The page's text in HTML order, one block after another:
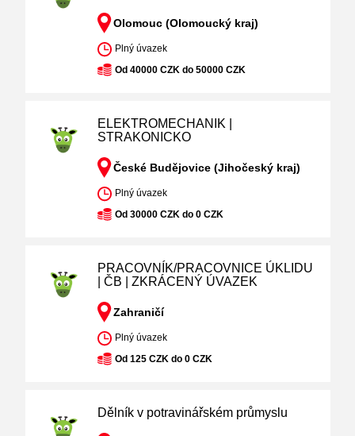
Olomouc (Olomoucký kraj)
Plný úvazek
Od 40000 CZK do 50000 CZK
ELEKTROMECHANIK |
STRAKONICKO
České Budějovice (Jihočeský kraj)
Plný úvazek
Od 30000 CZK do 0 CZK
PRACOVNÍK/PRACOVNICE ÚKLIDU
| ČB | ZKRÁCENÝ ÚVAZEK
Zahraničí
Plný úvazek
Od 125 CZK do 0 CZK
Dělník v potravinářském průmyslu